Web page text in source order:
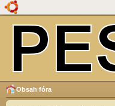
Obsah fóra